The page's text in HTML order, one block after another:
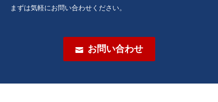
まずは気軽にお問い合わせください。
 お問い合わせ